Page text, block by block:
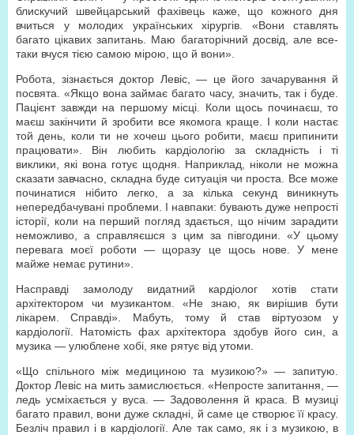
блискучий швейцарський фахівець каже, що кожного дня
вчиться у молодих українських хірургів. «Вони ставлять
багато цікавих запитань. Маю багаторічний досвід, але все-
таки вчуся тією самою мірою, що й вони».
Робота, зізнається доктор Левіс, — це його зачарування й
посвята. «Якщо вона займає багато часу, значить, так і буде.
Пацієнт завжди на першому місці. Коли щось починаєш, то
маєш закінчити й зробити все якомога краще. І коли настає
той день, коли ти не хочеш цього робити, маєш припинити
працювати». Він любить кардіологію за складність і ті
виклики, які вона готує щодня. Наприклад, ніколи не можна
сказати завчасно, складна буде ситуація чи проста. Все може
починатися нібито легко, а за кілька секунд виникнуть
непередбачувані проблеми. І навпаки: бувають дуже непрості
історії, коли на перший погляд здається, що нічим зарадити
неможливо, а справляєшся з цим за півгодини. «У цьому
перевага моєї роботи — щоразу це щось нове. У мене
майже немає рутини».
Насправді замолоду видатний кардіолог хотів стати
архітектором чи музикантом. «Не знаю, як вирішив бути
лікарем. Справді». Мабуть, тому й став віртуозом у
кардіології. Натомість фах архітектора здобув його син, а
музика — улюблене хобі, яке рятує від утоми.
«Що спільного між медициною та музикою?» — запитую.
Доктор Левіс на мить замислюється. «Непросте запитання, —
ледь усміхається у вуса. — Задоволення й краса. В музиці
багато правил, вони дуже складні, й саме це створює її красу.
Безліч правил і в кардіології. Але так само, як і з музикою, в